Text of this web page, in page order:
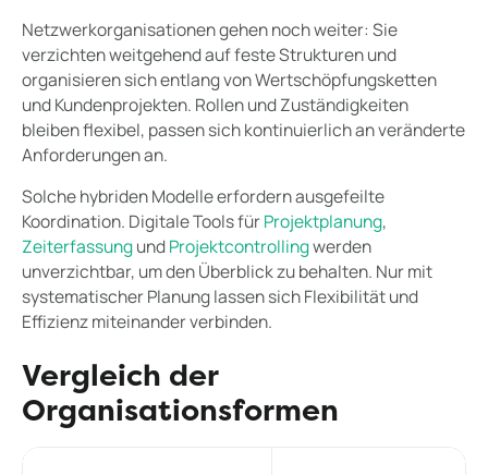
Netzwerkorganisationen gehen noch weiter: Sie
verzichten weitgehend auf feste Strukturen und
organisieren sich entlang von Wertschöpfungsketten
und Kundenprojekten. Rollen und Zuständigkeiten
bleiben flexibel, passen sich kontinuierlich an veränderte
Anforderungen an.
Solche hybriden Modelle erfordern ausgefeilte
Koordination. Digitale Tools fürProjektplanung,
ZeiterfassungundProjektcontrollingwerden
unverzichtbar, um den Überblick zu behalten. Nur mit
systematischer Planung lassen sich Flexibilität und
Effizienz miteinander verbinden.
Vergleich der
Organisationsformen